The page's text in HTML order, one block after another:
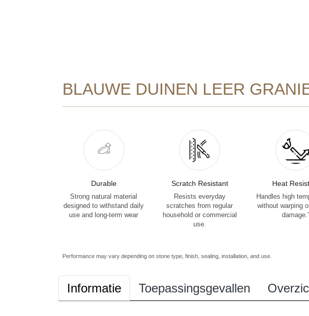
BLAUWE DUINEN LEER
Durable
Strong natural material
designed to withstand daily
use and long-term wear
Scratch Resistant
Resists everyday
scratches from regular
household or commercial
use.
Heat
Handles high
without warping
damage."
Performance may vary depending on stone type, finish, sealing, installation, and use.
Informatie Toepassingsgevallen